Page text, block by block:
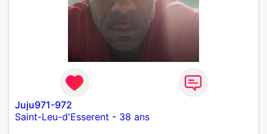
Juju971-972
Saint-Leu-d'Esserent - 38 ans